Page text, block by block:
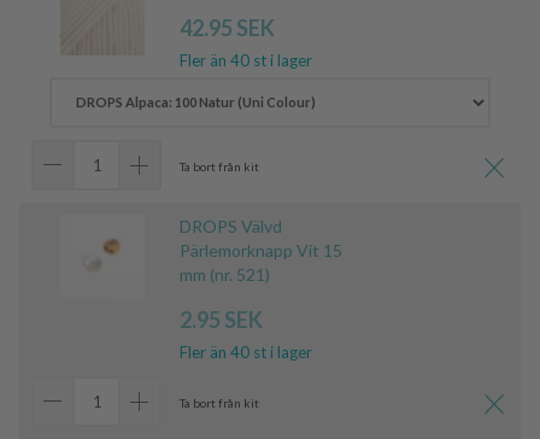
42.95 SEK
Fler än 40 st i lager
Ta bort från kit
DROPS Välvd
Pärlemorknapp Vit 15
mm (nr. 521)
2.95 SEK
Fler än 40 st i lager
Ta bort från kit